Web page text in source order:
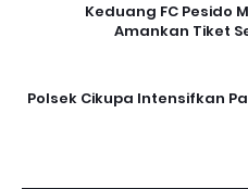
Keduang FC Pesido
Amankan Tiket
Polsek Cikupa Intensifkan